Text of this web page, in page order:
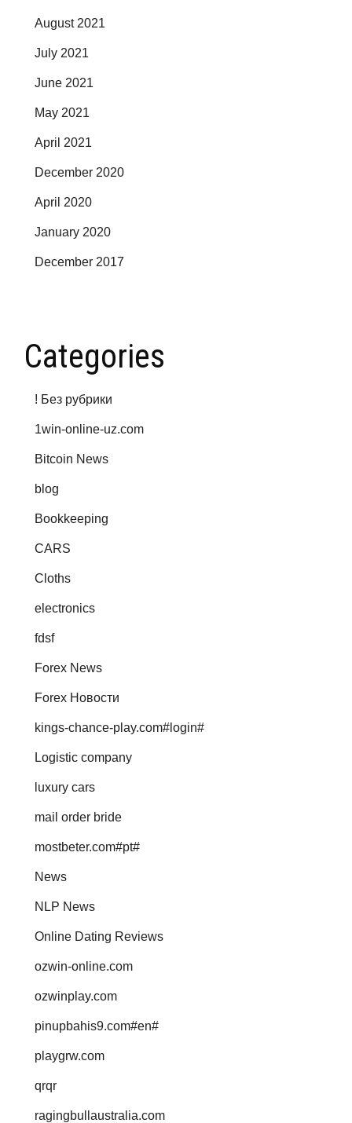
August 2021
July 2021
June 2021
May 2021
April 2021
December 2020
April 2020
January 2020
December 2017
Categories
! Без рубрики
1win-online-uz.com
Bitcoin News
blog
Bookkeeping
CARS
Cloths
electronics
fdsf
Forex News
Forex Новости
kings-chance-play.com#login#
Logistic company
luxury cars
mail order bride
mostbeter.com#pt#
News
NLP News
Online Dating Reviews
ozwin-online.com
ozwinplay.com
pinupbahis9.com#en#
playgrw.com
qrqr
ragingbullaustralia.com